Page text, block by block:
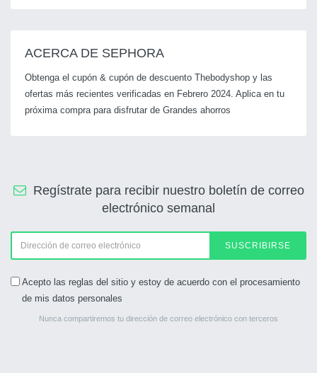
ACERCA DE SEPHORA
Obtenga el cupón & cupón de descuento Thebodyshop y las
ofertas más recientes verificadas en Febrero 2024. Aplica en tu
próxima compra para disfrutar de Grandes ahorros
Regístrate para recibir nuestro boletín de correo
electrónico semanal
SUSCRIBIRSE
Acepto las reglas del sitio y estoy de acuerdo con el procesamiento
de mis datos personales
Nunca compartiremos tu dirección de correo electrónico con terceros